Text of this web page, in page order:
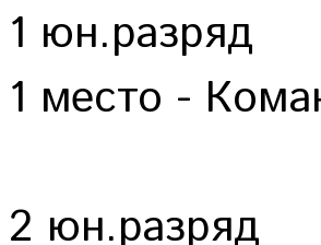
1 юн.разряд
1 место -
2 юн.разряд